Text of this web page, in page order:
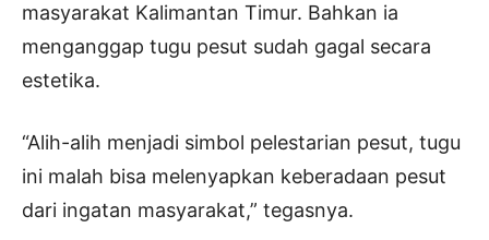
masyarakat Kalimantan Timur. Bahkan ia
menganggap tugu pesut sudah gagal secara
estetika.
“Alih-alih menjadi simbol pelestarian pesut, tugu
ini malah bisa melenyapkan keberadaan pesut
dari ingatan masyarakat,” tegasnya.